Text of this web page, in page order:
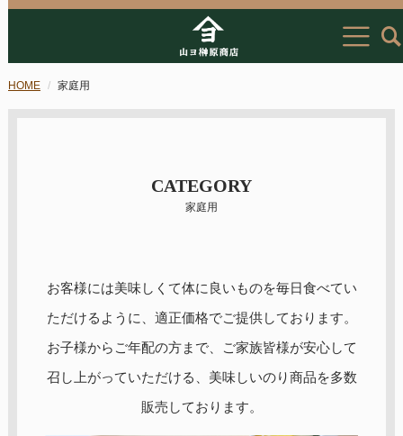
HOME 家庭用
CATEGORY
家庭用
お客様には美味しくて体に良いものを毎日食べてい
ただけるように、適正価格でご提供しております。
お子様からご年配の方まで、ご家族皆様が安心して
召し上がっていただける、美味しいのり商品を多数
販売しております。